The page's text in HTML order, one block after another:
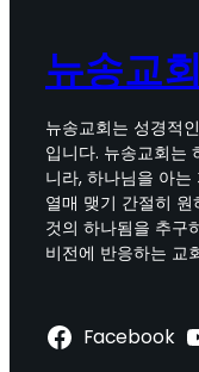
뉴송교회
뉴송교회는 성경적
입니다. 뉴송교회는
니라, 하나님을 아
열매 맺기 간절히
것의 하나됨을 추구
비전에 반응하는 교
Facebook